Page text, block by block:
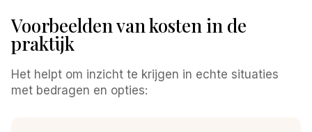
Voorbeelden van kosten in de
praktijk
Het helpt om inzicht te krijgen in echte situaties
met bedragen en opties: